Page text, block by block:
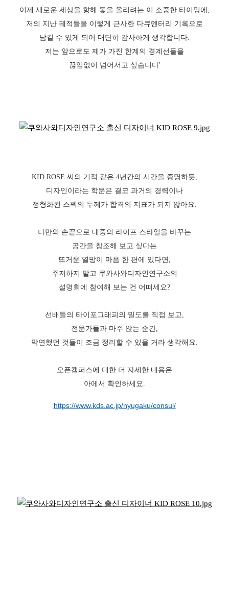
이제 새로운 세상을 향해 돛을 올리려는 이 소중한 타이밍에,
저의 지난 궤적들을 이렇게 근사한 다큐멘터리 기록으로
남길 수 있게 되어 대단히 감사하게 생각합니다.
저는 앞으로도 제가 가진 한계의 경계선들을
끊임없이 넘어서고 싶습니다'
KID ROSE 씨의 기적 같은 4년간의 시간을 증명하듯,
디자인이라는 학문은 결코 과거의 경력이나
정형화된 스펙의 두께가 합격의 지표가 되지 않아요.
나만의 손끝으로 대중의 라이프 스타일을 바꾸는
공간을 창조해 보고 싶다는
뜨거운 열망이 마음 한 편에 있다면,
주저하지 말고 쿠와사와디자인연구소의
설명회에 참여해 보는 건 어떠세요?
선배들의 타이포그래피의 밀도를 직접 보고,
전문가들과 마주 앉는 순간,
막연했던 것들이 조금 정리할 수 있을 거라 생각해요.
오픈캠퍼스에 대한 더 자세한 내용은
아에서 확인하세요.
https://www.kds.ac.jp/nyugaku/consul/